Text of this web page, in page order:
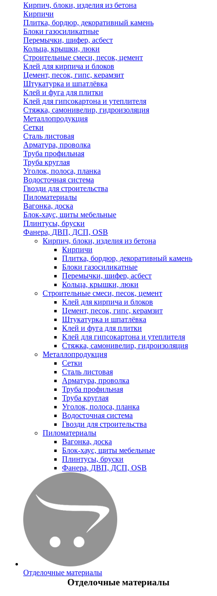
Кирпич, блоки, изделия из бетона
Кирпичи
Плитка, бордюр, декоративный камень
Блоки газосиликатные
Перемычки, шифер, асбест
Кольца, крышки, люки
Строительные смеси, песок, цемент
Клей для кирпича и блоков
Цемент, песок, гипс, керамзит
Штукатурка и шпатлёвка
Клей и фуга для плитки
Клей для гипсокартона и утеплителя
Стяжка, самонивелир, гидроизоляция
Металлопродукция
Сетки
Сталь листовая
Арматура, проволка
Труба профильная
Труба круглая
Уголок, полоса, планка
Водосточная система
Гвозди для строительства
Пиломатериалы
Вагонка, доска
Блок-хаус, щиты мебельные
Плинтусы, бруски
Фанера, ДВП, ДСП, OSB
Кирпич, блоки, изделия из бетона
Кирпичи
Плитка, бордюр, декоративный камень
Блоки газосиликатные
Перемычки, шифер, асбест
Кольца, крышки, люки
Строительные смеси, песок, цемент
Клей для кирпича и блоков
Цемент, песок, гипс, керамзит
Штукатурка и шпатлёвка
Клей и фуга для плитки
Клей для гипсокартона и утеплителя
Стяжка, самонивелир, гидроизоляция
Металлопродукция
Сетки
Сталь листовая
Арматура, проволка
Труба профильная
Труба круглая
Уголок, полоса, планка
Водосточная система
Гвозди для строительства
Пиломатериалы
Вагонка, доска
Блок-хаус, щиты мебельные
Плинтусы, бруски
Фанера, ДВП, ДСП, OSB
Отделочные материалы
Отделочные материалы